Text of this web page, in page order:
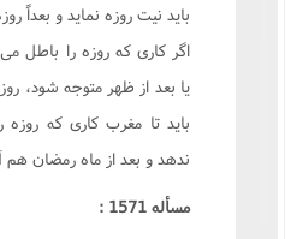
باید نیت روزه نماید و بعداً
اگر کاری که روزه را باطل
یا بعد از ظهر متوجه شود،
باید تا مغرب کاری که روزه
ندهد و بعد از ماه رمضان هم
مسأله 1571 :